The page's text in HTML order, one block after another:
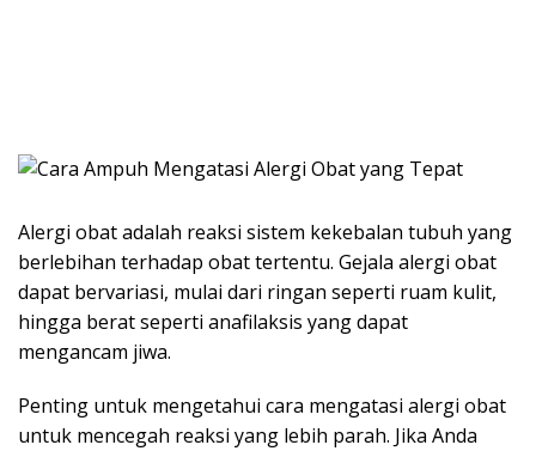
Alergi obat adalah reaksi sistem kekebalan tubuh yang
berlebihan terhadap obat tertentu. Gejala alergi obat
dapat bervariasi, mulai dari ringan seperti ruam kulit,
hingga berat seperti anafilaksis yang dapat
mengancam jiwa.
Penting untuk mengetahui cara mengatasi alergi obat
untuk mencegah reaksi yang lebih parah. Jika Anda